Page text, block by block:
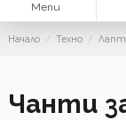
Menu
Начало Техно
Чанти